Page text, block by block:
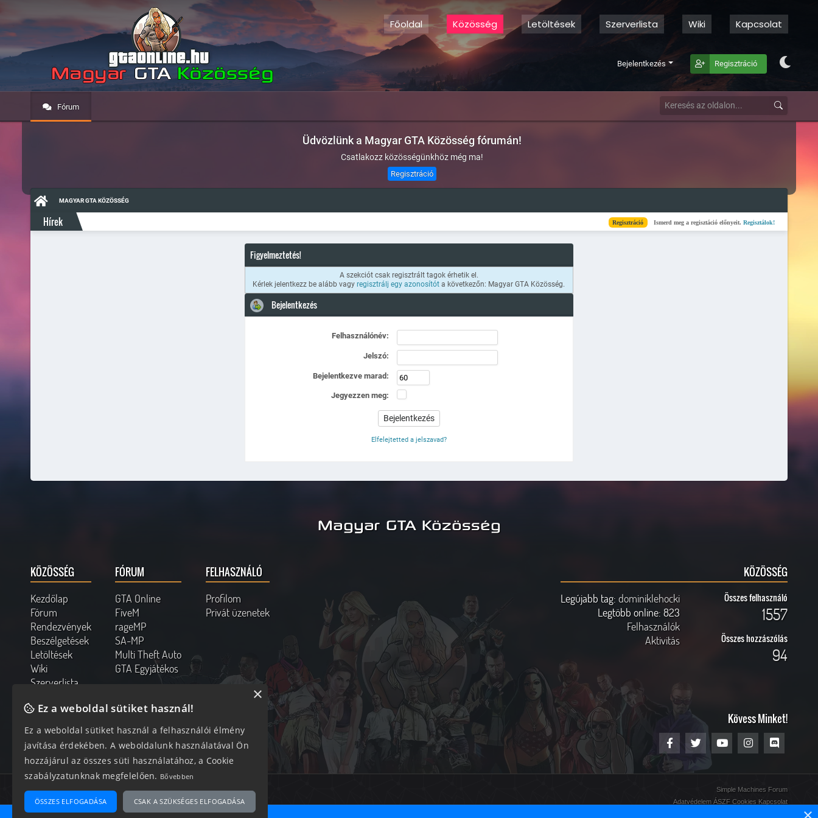
Főoldal Közösség Letöltések Szerverlista Wiki Kapcsolat
Bejelentkezés Regisztráció
Fórum
Üdvözlünk a Magyar GTA Közösség fórumán!
Csatlakozz közösségünkhöz még ma!
Regisztráció
MAGYAR GTA KÖZÖSSÉG
Hírek Regisztráció Ismerd meg a regisztáció előnyeit. Regisztálok! Kész
Figyelmeztetés!
A szekciót csak regisztrált tagok érhetik el.
Kérlek jelentkezz be alább vagyregisztrálj egy azonosítót a következőn: Magyar GTA Közösség.
Bejelentkezés
Felhasználónév:
Jelszó:
Bejelentkezve marad:
Jegyezzen meg:
Elfelejtetted a jelszavad?
Magyar GTA Közösség
KÖZÖSSÉG
Kezdőlap
Fórum
Rendezvények
Beszélgetések
Letöltések
Wiki
Szerverlista
FÓRUM
GTA Online
FiveM
rageMP
SA-MP
Multi Theft Auto
GTA Egyjátékos
FELHASZNÁLÓ
Profilom
Privát üzenetek
KÖZÖSSÉG
Legújabb tag: dominiklehocki
Legtöbb online: 823
Felhasználók
Aktivitás
Összes felhasználó
1557
Összes hozzászólás
94
Online felhasználók
110 vendég, 0 tag
Kövess Minket!
Az oldal 0.21 másodperc alatt készült el 12 lekéréssel.
Simple Machines Forum
Adatvédelem ÁSZF Cookies Kapcsolat
Ez a weboldal sütiket használ!
Ez a weboldal sütiket használ a felhasználói élmény
javítása érdekében. A weboldalunk használatával Ön
hozzájárul az összes süti használatához, a Cookie
szabályzatunknak megfelelően. Bővebben
ÖSSZES ELFOGADÁSA CSAK A SZÜKSÉGES ELFOGADÁSA
×